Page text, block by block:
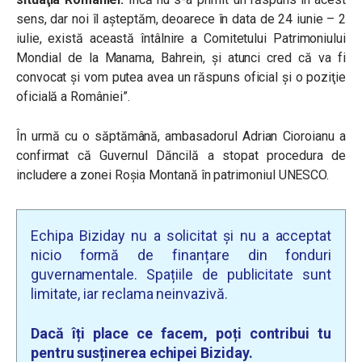
sens, dar noi îl aşteptăm, deoarece în data de 24 iunie – 2
iulie, există această întâlnire a Comitetului Patrimoniului
Mondial de la Manama, Bahrein, şi atunci cred că va fi
convocat şi vom putea avea un răspuns oficial şi o poziţie
oficială a României”.
În urmă cu o săptămână, ambasadorul Adrian Cioroianu a
confirmat că Guvernul Dăncilă a stopat procedura de
includere a zonei Roșia Montană în patrimoniul UNESCO.
Echipa Biziday nu a solicitat și nu a acceptat
nicio formă de finanțare din fonduri
guvernamentale. Spațiile de publicitate sunt
limitate, iar reclama neinvazivă.
Dacă îți place ce facem, poți contribui tu
pentru susținerea echipei Biziday.